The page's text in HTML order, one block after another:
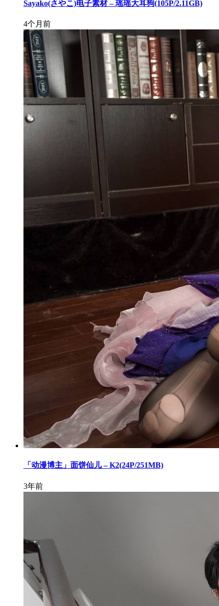
Sayako(さやこ)电子素材 – 瑶瑶大耳狗(105P/2.11GB)
4个月前
「动漫博主」面饼仙儿 – K2(24P/251MB)
3年前